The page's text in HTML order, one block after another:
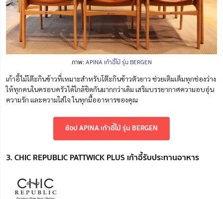
ภาพ:APINA เก้าอี้ไม้ รุ่น BERGEN
เก้าอี้ไม้โต๊ะกินข้าวที่เหมาะสำหรับโต๊ะกินข้าวตัวยาว ช่วยเติมเต็มทุกช่องว่าง
ให้ทุกคนในครอบครัวได้ใกล้ชิดกันมากกว่าเดิม เสริมบรรยากาศความอบอุ่น
ความรัก และความใส่ใจ ในทุกมื้ออาหารของคุณ
ช้อป APINA เก้าอี้ไม้ รุ่น BERGEN
3. CHIC REPUBLIC PATTWICK PLUS เก้าอี้รับประทานอาหาร